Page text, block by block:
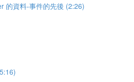
的資料-事件的先後 (2:26)